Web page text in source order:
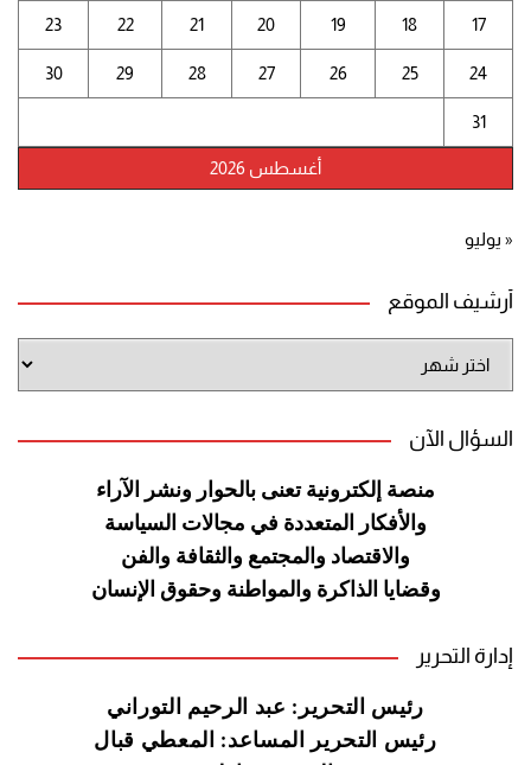
أغسطس 2026
17
18
19
20
21
22
23
24
25
26
27
28
29
30
31
« يوليو
أرشيف الموقع
الموقع
السؤال الآن
منصة إلكترونية تعنى بالحوار ونشر الآراء
والأفكار المتعددة في مجالات السياسة
والاقتصاد والمجتمع والثقافة والفن
وقضايا الذاكرة والمواطنة وحقوق الإنسان
إدارة التحرير
رئيس التحرير: عبد الرحيم التوراني
رئيس التحرير المساعد: المعطي قبال